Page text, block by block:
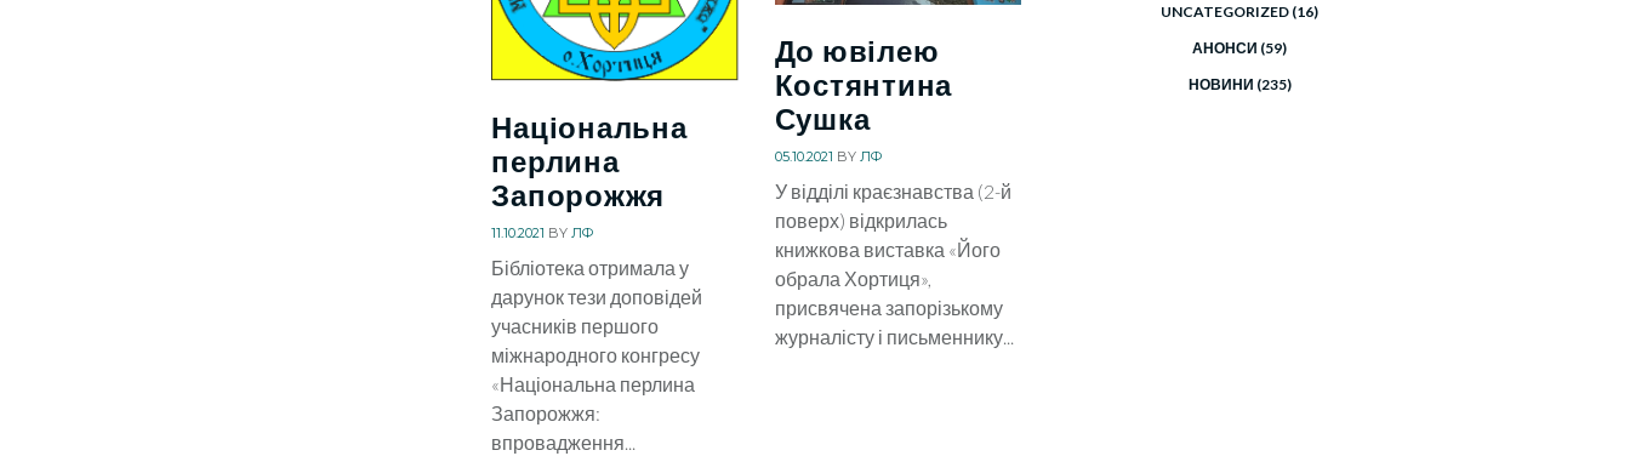
Національна
перлина
Запорожжя
11.10.2021 BYЛФ
Бібліотека отримала у
дарунок тези доповідей
учасників першого
міжнародного конгресу
«Національна перлина
Запорожжя:
впровадження...
До ювілею
Костянтина
Сушка
05.10.2021 BY ЛФ
У відділі краєзнавства (2-й
поверх) відкрилась
книжкова виставка «Його
обрала Хортиця»,
присвячена запорізькому
журналісту і письменнику...
UNCATEGORIZED (16)
АНОНСИ (59)
НОВИНИ (235)